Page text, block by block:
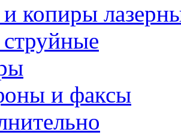
копиры
и факсы